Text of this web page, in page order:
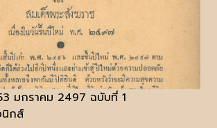
มกราคม 2497 ฉบับที่ 1
นิกส์